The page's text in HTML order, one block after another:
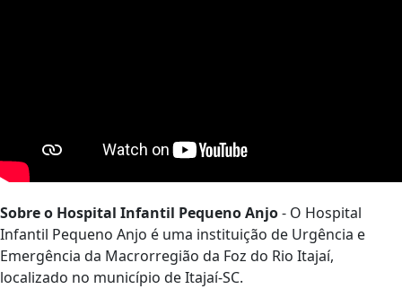
Sobre o Hospital Infantil Pequeno Anjo- O Hospital
Infantil Pequeno Anjo é uma instituição de Urgência e
Emergência da Macrorregião da Foz do Rio Itajaí,
localizado no município de Itajaí-SC.